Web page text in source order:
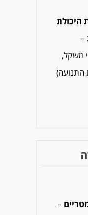
–
היכולת
–
משקל,
התנועה)